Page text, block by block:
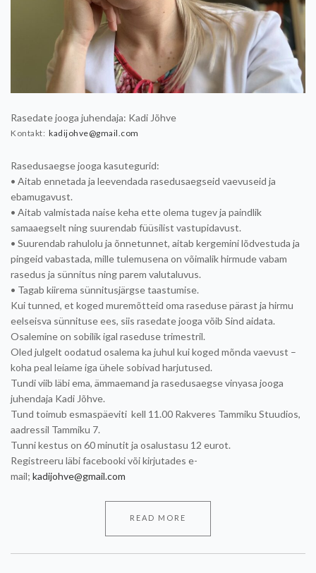
Rasedate jooga juhendaja: Kadi Jõhve
Kontakt: kadijohve@gmail.com
Rasedusaegse jooga kasutegurid:
• Aitab ennetada ja leevendada rasedusaegseid vaevuseid ja
ebamugavust.
• Aitab valmistada naise keha ette olema tugev ja paindlik
samaaegselt ning suurendab füüsilist vastupidavust.
• Suurendab rahulolu ja õnnetunnet, aitab kergemini lõdvestuda ja
pingeid vabastada, mille tulemusena on võimalik hirmude vabam
rasedus ja sünnitus ning parem valutaluvus.
• Tagab kiirema sünnitusjärgse taastumise.
Kui tunned, et koged muremõtteid oma raseduse pärast ja hirmu
eelseisva sünnituse ees, siis rasedate jooga võib Sind aidata.
Osalemine on sobilik igal raseduse trimestril.
Oled julgelt oodatud osalema ka juhul kui koged mõnda vaevust –
koha peal leiame iga ühele sobivad harjutused.
Tundi viib läbi ema, ämmaemand ja rasedusaegse vinyasa jooga
juhendaja Kadi Jõhve.
Tund toimub esmaspäeviti kell 11.00 Rakveres Tammiku Stuudios,
aadressil Tammiku 7.
Tunni kestus on 60 minutit ja osalustasu 12 eurot.
Registreeru läbi facebooki või kirjutades e-
mail; kadijohve@gmail.com
READ MORE